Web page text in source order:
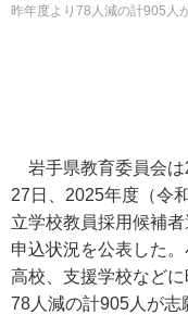
昨年度より78人減の計905人
岩手県教育委員会は
27日、2025年度（令
立学校教員採用候補
申込状況を公表した。
高校、支援学校などに
78人減の計905人が志